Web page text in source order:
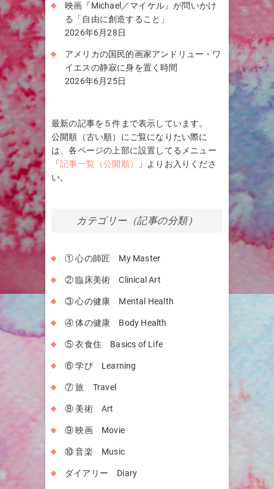
映画『Michael／マイケル』が問いかけ
る「自由に創造すること」
2026年6月28日
アメリカの国民的画家アンドリュー・ワ
イエスの静寂に身を置く時間
2026年6月25日
最新の記事を５件まで表示しています。
公開順（古い順）にご覧になりたい際に
は、各ページの上部に設置してるメニュー
「記事一覧（公開順）
」よりお入りくださ
い。
カテゴリー（記事の分類）
① 心の師匠 My Master
② 臨床美術 Clinical Art
③ 心の健康 Mental Health
④ 体の健康 Body Health
⑤ 衣食住 Basics of Life
⑥ 学び Learning
⑦ 旅 Travel
⑧ 美術 Art
⑨ 映画 Movie
⑩ 音楽 Music
ダイアリー Diary